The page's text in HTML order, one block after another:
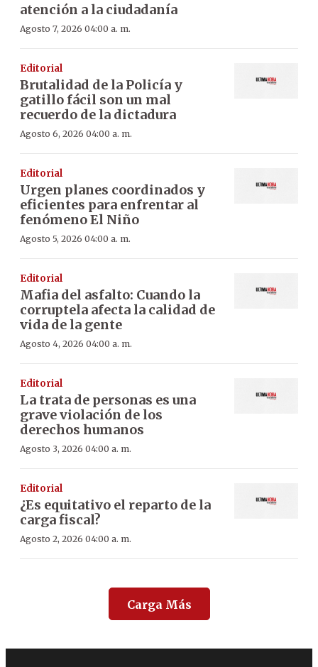
atención a la ciudadanía
Agosto 7, 2026 04:00 a. m.
Editorial
Brutalidad de la Policía y
gatillo fácil son un mal
recuerdo de la dictadura
Agosto 6, 2026 04:00 a. m.
Editorial
Urgen planes coordinados y
eficientes para enfrentar al
fenómeno El Niño
Agosto 5, 2026 04:00 a. m.
Editorial
Mafia del asfalto: Cuando la
corruptela afecta la calidad de
vida de la gente
Agosto 4, 2026 04:00 a. m.
Editorial
La trata de personas es una
grave violación de los
derechos humanos
Agosto 3, 2026 04:00 a. m.
Editorial
¿Es equitativo el reparto de la
carga fiscal?
Agosto 2, 2026 04:00 a. m.
Carga Más